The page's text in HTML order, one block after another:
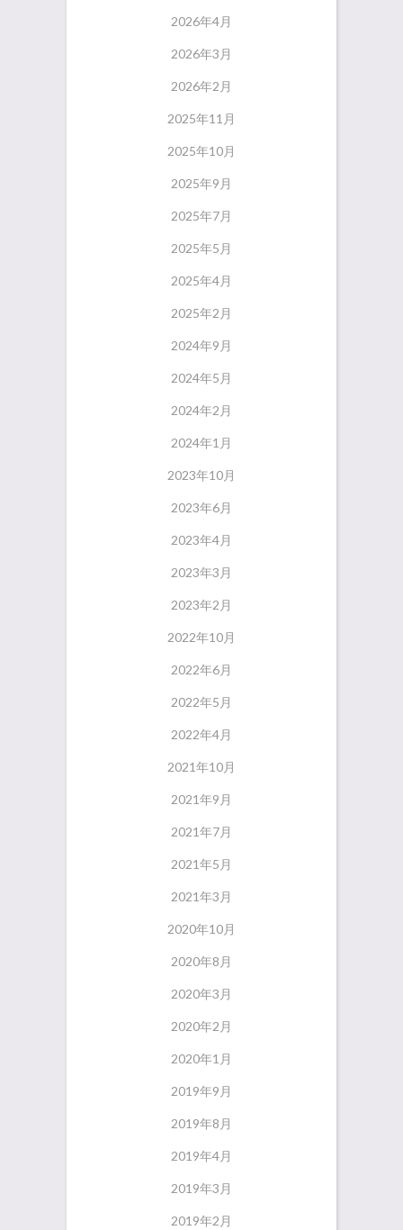
2026年4月
2026年3月
2026年2月
2025年11月
2025年10月
2025年9月
2025年7月
2025年5月
2025年4月
2025年2月
2024年9月
2024年5月
2024年2月
2024年1月
2023年10月
2023年6月
2023年4月
2023年3月
2023年2月
2022年10月
2022年6月
2022年5月
2022年4月
2021年10月
2021年9月
2021年7月
2021年5月
2021年3月
2020年10月
2020年8月
2020年3月
2020年2月
2020年1月
2019年9月
2019年8月
2019年4月
2019年3月
2019年2月